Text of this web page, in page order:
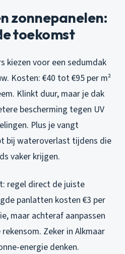
zonnepanelen:
toekomst
kiezen voor een sedumdak
Kosten: €40 tot €95 per m²
Klinkt duur, maar je dak
bescherming tegen UV
Plus je vangt
bij wateroverlast tijdens die
vaker krijgen.
regel direct de juiste
panlatten kosten €3 per
maar achteraf aanpassen
Zeker in Alkmaar
energie denken.